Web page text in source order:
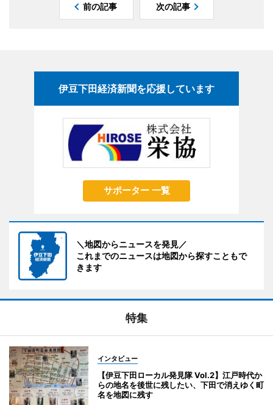
前の記事 次の記事
伊豆下田経済新聞を応援しています
サポーター 一覧
＼地図からニュースを発見／
これまでのニュースは地図から探すこともで
きます
特集
インタビュー
【伊豆下田ローカル発見隊 Vol.2】江戸時代か
らの地名を後世に残したい、下田で消えゆく町
名を地図に残す